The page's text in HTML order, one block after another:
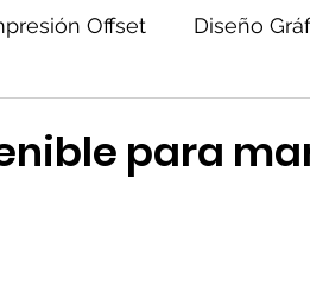
Offset Diseño
para